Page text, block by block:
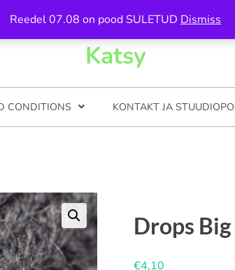
Reedel 07.08 on pood SULETUD Dismiss
/ Avamise ajad on kirjas kontkati all
Katsy
CONDITIONS KONTAKT JA
Drops
€4,10